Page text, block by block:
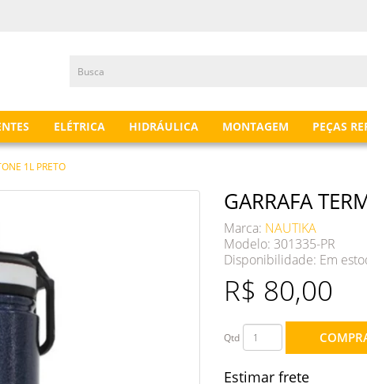
ELÉTRICA HIDRÁULICA MONTAGEM PEÇAS
1L PRETO
GARRAFA
Marca: NAUTIKA
Modelo: 301335-PR
Disponibilidade: Em
R$ 80,00
Qtd
Estimar frete